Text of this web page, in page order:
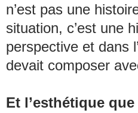
n’est pas une
situation, c’est une
perspective et dans
devait composer
Et l’esthétique